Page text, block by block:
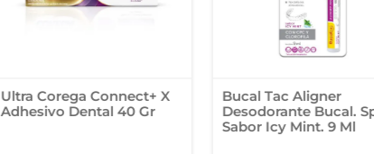
Ultra Corega Connect+ X
Adhesivo Dental 40 Gr
Bucal Tac Aligner
Desodorante Bucal.
Sabor Icy Mint. 9 Ml